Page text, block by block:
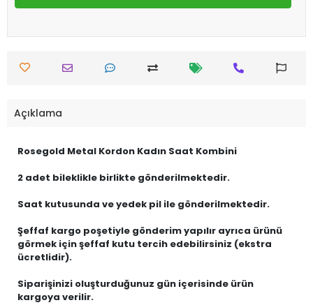
Açıklama
Rosegold Metal Kordon Kadın Saat Kombini
2 adet bileklikle birlikte gönderilmektedir.
Saat kutusunda ve yedek pil ile gönderilmektedir.
Şeffaf kargo poşetiyle gönderim yapılır ayrıca ürünü
görmek için şeffaf kutu tercih edebilirsiniz (ekstra
ücretlidir).
Siparişinizi oluşturduğunuz gün içerisinde ürün
kargoya verilir.